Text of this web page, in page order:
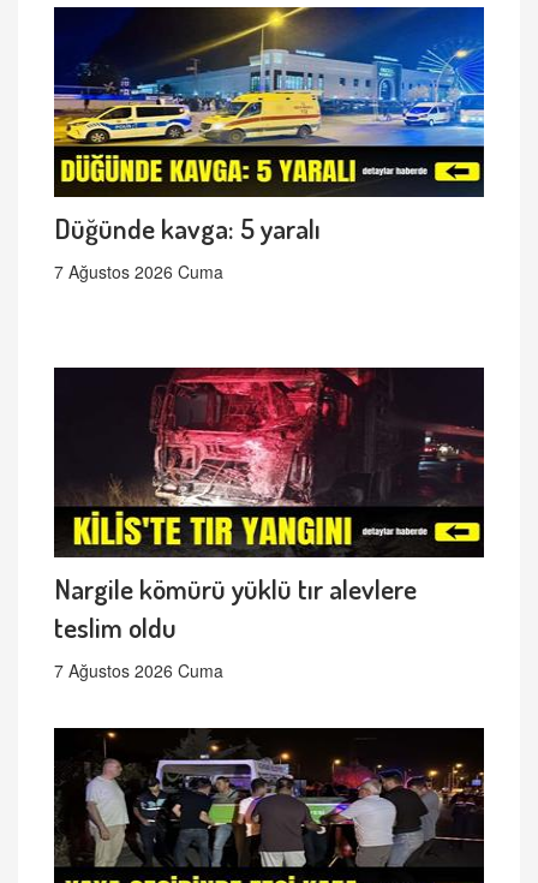
Düğünde kavga: 5 yaralı
7 Ağustos 2026 Cuma
Nargile kömürü yüklü tır alevlere
teslim oldu
7 Ağustos 2026 Cuma